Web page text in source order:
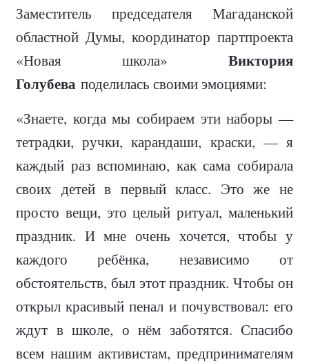
Заместитель председателя Магаданской
областной Думы, координатор партпроекта
«Новая школа» Виктория
Голубева поделилась своими эмоциями:
«Знаете, когда мы собираем эти наборы —
тетрадки, ручки, карандаши, краски, — я
каждый раз вспоминаю, как сама собирала
своих детей в первый класс. Это же не
просто вещи, это целый ритуал, маленький
праздник. И мне очень хочется, чтобы у
каждого ребёнка, независимо от
обстоятельств, был этот праздник. Чтобы он
открыл красивый пенал и почувствовал: его
ждут в школе, о нём заботятся. Спасибо
всем нашим активистам, предпринимателям